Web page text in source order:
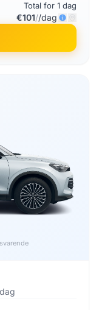
Total for 1 dag
€101//dag